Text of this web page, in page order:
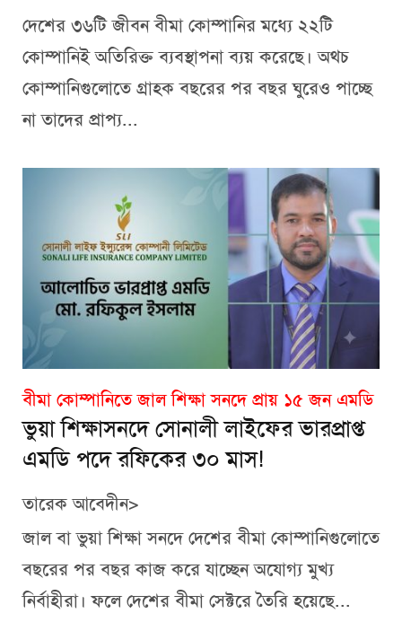
দেশের ৩৬টি জীবন বীমা কোম্পানির মধ্যে ২২টি
কোম্পানিই অতিরিক্ত ব্যবস্থাপনা ব্যয় করেছে। অথচ
কোম্পানিগুলোতে গ্রাহক বছরের পর বছর ঘুরেও পাচ্ছে
না তাদের প্রাপ্য...
বীমা কোম্পানিতে জাল শিক্ষা সনদে প্রায় ১৫ জন এমডি
ভুয়া শিক্ষাসনদে সোনালী লাইফের ভারপ্রাপ্ত
এমডি পদে রফিকের ৩০ মাস!
তারেক আবেদীন>
জাল বা ভুয়া শিক্ষা সনদে দেশের বীমা কোম্পানিগুলোতে
বছরের পর বছর কাজ করে যাচ্ছেন অযোগ্য মুখ্য
নির্বাহীরা। ফলে দেশের বীমা সেক্টরে তৈরি হয়েছে...